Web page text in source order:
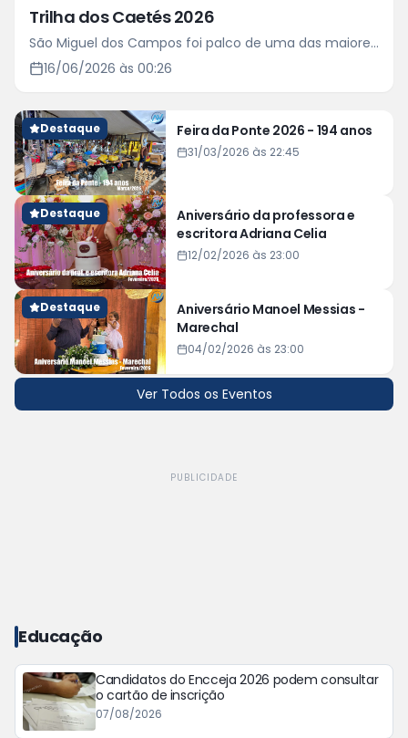
Trilha dos Caetés 2026
São Miguel dos Campos foi palco de uma das maiores
aventuras off-road do calendário esportivo regional
16/06/2026 às 00:26
Destaque Feira da Ponte 2026 - 194 anos
31/03/2026 às 22:45
Destaque
Aniversário da professora e
escritora Adriana Celia
12/02/2026 às 23:00
Destaque
Aniversário Manoel Messias -
Marechal
04/02/2026 às 23:00
Ver Todos os Eventos
PUBLICIDADE
Educação
Candidatos do Encceja 2026 podem consultar
o cartão de inscrição
07/08/2026